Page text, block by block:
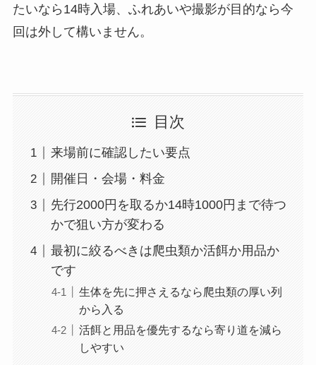
たいなら14時入場、ふれあいや撮影が目的なら今
回は外して構いません。
目次
来場前に確認したい要点
開催日・会場・料金
先行2000円を取るか14時1000円まで待つ
かで狙い方が変わる
最初に絞るべきは爬虫類か活餌か用品か
です
生体を先に押さえるなら爬虫類の厚い列
から入る
活餌と用品を優先するなら寄り道を減ら
しやすい